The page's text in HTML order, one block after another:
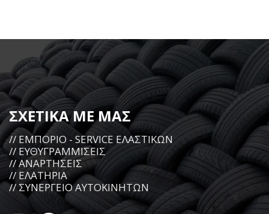
ΣΧΕΤΙΚΑ ΜΕ ΜΑΣ
// ΕΜΠΟΡΙΟ - SERVICE ΕΛΑΣΤΙΚΩΝ
// ΕΥΘΥΓΡΑΜΜΙΣΕΙΣ
// ΑΝΑΡΤΗΣΕΙΣ
// ΕΛΑΤΗΡΙΑ
// ΣΥΝΕΡΓΕΙΟ ΑΥΤΟΚΙΝΗΤΩΝ